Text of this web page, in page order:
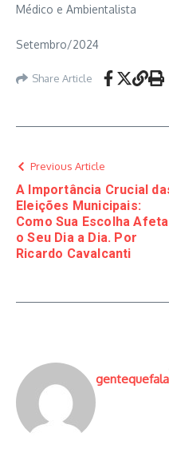
Médico e Ambientalista
Setembro/2024
Share Article
Previous Article
A Importância Crucial
Eleições Municipais:
Como Sua Escolha Afeta
o Seu Dia a Dia. Por
Ricardo Cavalcanti
gentequefala